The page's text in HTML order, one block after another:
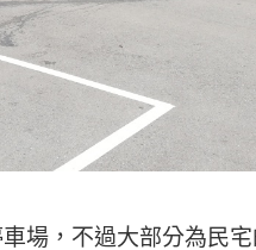
場，不過大部分為民宅